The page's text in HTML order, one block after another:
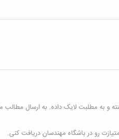
و به مطلبت لایک داده. به ارسال مطالب
رو در باشگاه مهندسان دریافت کنی.